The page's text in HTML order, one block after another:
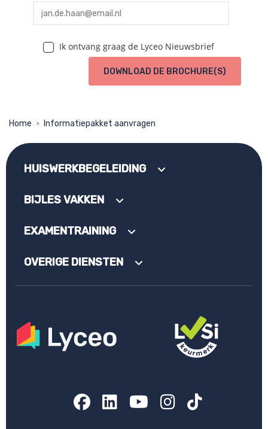
profile email
Ik ontvang graag de Lyceo Nieuwsbrief
DOWNLOAD DE BROCHURE(S)
Home > Informatiepakket aanvragen
HUISWERKBEGELEIDING
BIJLES VAKKEN
EXAMENTRAINING
OVERIGE DIENSTEN
Facebook
LinkedIn
YouTube
Instagram
TikTok